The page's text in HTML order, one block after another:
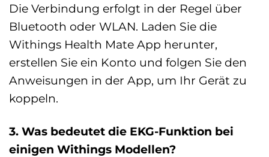
Die Verbindung erfolgt in der Regel über
Bluetooth oder WLAN. Laden Sie die
Withings Health Mate App herunter,
erstellen Sie ein Konto und folgen Sie den
Anweisungen in der App, um Ihr Gerät zu
koppeln.
3. Was bedeutet die EKG-Funktion bei
einigen Withings Modellen?